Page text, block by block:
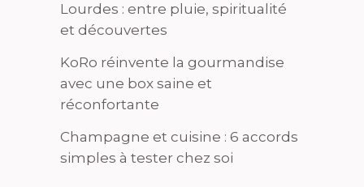
Lourdes : entre pluie, spiritualité
et découvertes
KoRo réinvente la gourmandise
avec une box saine et
réconfortante
Champagne et cuisine : 6 accords
simples à tester chez soi